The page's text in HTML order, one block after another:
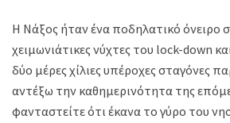
Η Νάξος ήταν ένα ποδηλατικό όνειρο
χειμωνιάτικες νύχτες του lock-down
δύο μέρες χίλιες υπέροχες σταγόνες
αντέξω την καθημερινότητα της
φανταστείτε ότι έκανα το γύρο του